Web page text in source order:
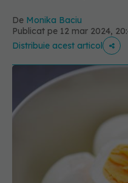
De Monika Baciu
Publicat pe 12 mar 2024,
Distribuie acest articol